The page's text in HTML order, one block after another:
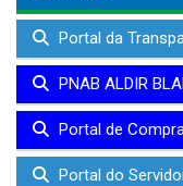
Portal da
PNAB ALDIR
Portal de
Portal do